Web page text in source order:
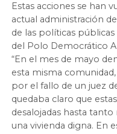
Estas acciones se han
actual administración
de las políticas
del Polo Democrático
“En el mes de mayo
esta misma
por el fallo de un juez
quedaba claro que
desalojadas hasta
una vivienda digna. En